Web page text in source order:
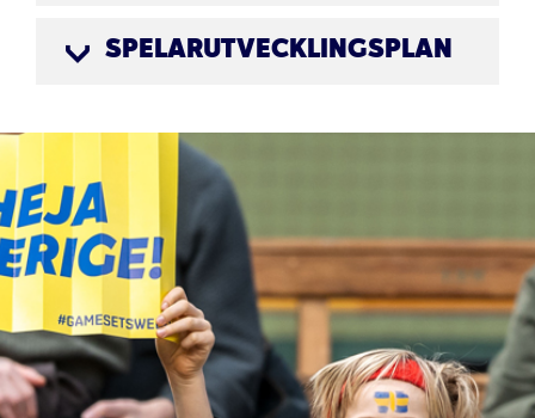
SPELARUTVECKLINGSPLAN